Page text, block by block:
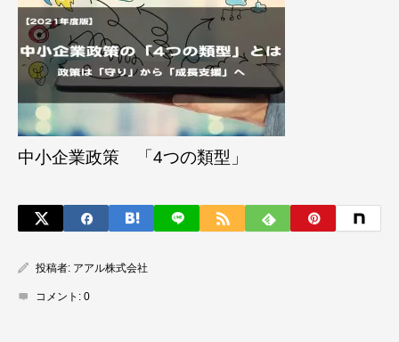
中小企業政策 「4つの類型」
投稿者: アアル株式会社
コメント: 0